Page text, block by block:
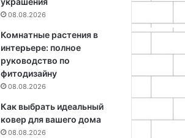
08.08.2026
Комнатные растения в
интерьере: полное
руководство по
фитодизайну
08.08.2026
Как выбрать идеальный
ковер для вашего дома
08.08.2026